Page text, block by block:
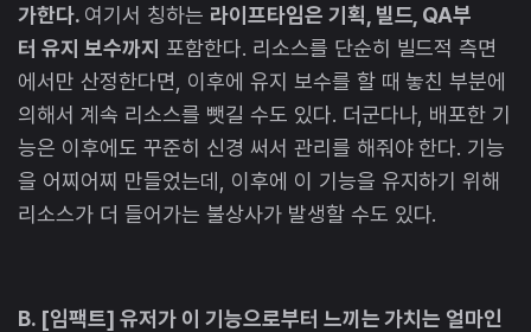
가한다. 여기서 칭하는 라이프타임은 기획, 빌드, QA부
터 유지 보수까지 포함한다. 리소스를 단순히 빌드적 측면
에서만 산정한다면, 이후에 유지 보수를 할 때 놓친 부분에
의해서 계속 리소스를 뺏길 수도 있다. 더군다나, 배포한 기
능은 이후에도 꾸준히 신경 써서 관리를 해줘야 한다. 기능
을 어찌어찌 만들었는데, 이후에 이 기능을 유지하기 위해
리소스가 더 들어가는 불상사가 발생할 수도 있다.
B. [임팩트] 유저가 이 기능으로부터 느끼는 가치는 얼마인